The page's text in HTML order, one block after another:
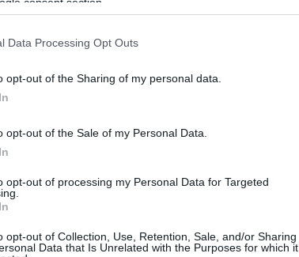
Data Processing Opt Outs
opt-out of the Sharing of my personal data.
opt-out of the Sale of my Personal Data.
opt-out of processing my Personal Data for Targeted
opt-out of Collection, Use, Retention, Sale, and/or Sharing
Data that Is Unrelated with the Purposes for which it
de iniciar una comida. Pueden ser ligeras y
y sabrosas. ¿Qué tal si pruebas con
abrir el apetito de tus invitados?